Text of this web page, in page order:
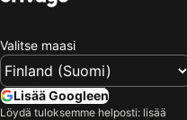
Valitse maasi
Lisää Googleen
Löydä tuloksemme helposti: lisää